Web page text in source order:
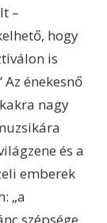
–
hogy
is
énekesnő
nagy
és a
emberek
„a